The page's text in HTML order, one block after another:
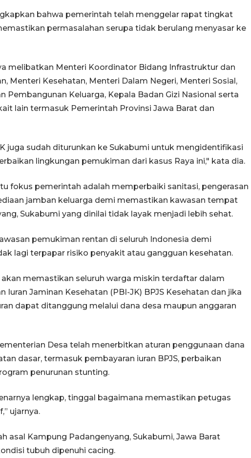
bahwa pemerintah telah menggelar rapat tingkat
permasalahan serupa tidak berulang menyasar ke
melibatkan Menteri Koordinator Bidang Infrastruktur dan
Menteri Kesehatan, Menteri Dalam Negeri, Menteri Sosial,
Pembangunan Keluarga, Kepala Badan Gizi Nasional serta
lain termasuk Pemerintah Provinsi Jawa Barat dan
juga sudah diturunkan ke Sukabumi untuk mengidentifikasi
lingkungan pemukiman dari kasus Raya ini," kata dia.
fokus pemerintah adalah memperbaiki sanitasi, pengerasan
jamban keluarga demi memastikan kawasan tempat
Sukabumi yang dinilai tidak layak menjadi lebih sehat.
pemukiman rentan di seluruh Indonesia demi
lagi terpapar risiko penyakit atau gangguan kesehatan.
akan memastikan seluruh warga miskin terdaftar dalam
Iuran Jaminan Kesehatan (PBI-JK) BPJS Kesehatan dan jika
dapat ditanggung melalui dana desa maupun anggaran
Desa telah menerbitkan aturan penggunaan dana
dasar, termasuk pembayaran iuran BPJS, perbaikan
penurunan stunting.
lengkap, tinggal bagaimana memastikan petugas
ujarnya.
asal Kampung Padangenyang, Sukabumi, Jawa Barat
tubuh dipenuhi cacing.
1 Agustus 2026 19:42
Job Fair Kabupaten Bogor
sediakan 6.056 lowongan
kerja